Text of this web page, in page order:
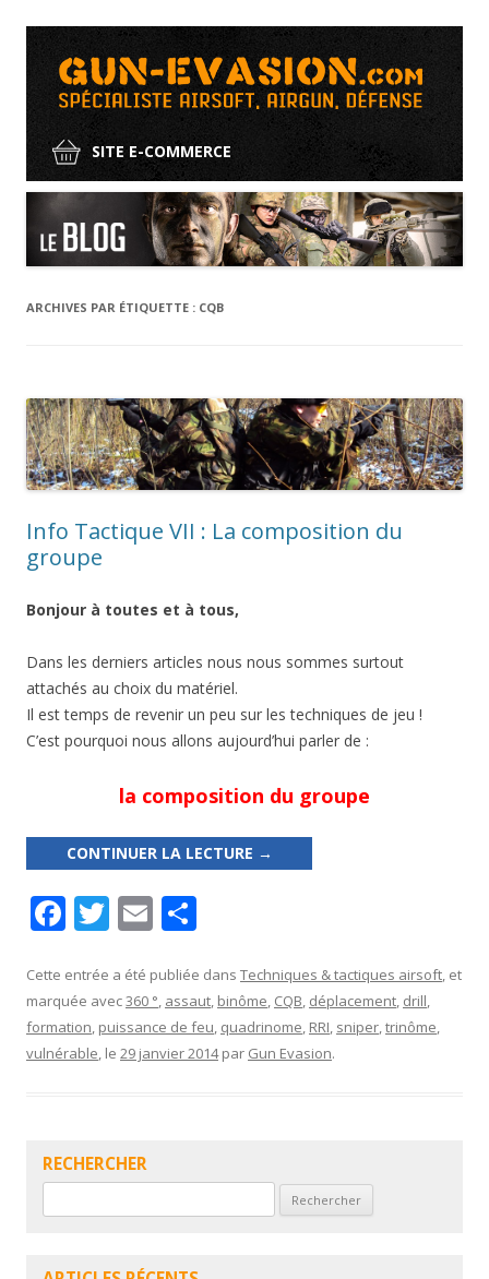
SITE E-COMMERCE
Aller
au
contenu
ARCHIVES PAR ÉTIQUETTE : CQB
Info Tactique VII : La composition du
groupe
Bonjour à toutes et à tous,
Dans les derniers articles nous nous sommes surtout
attachés au choix du matériel.
Il est temps de revenir un peu sur les techniques de jeu !
C’est pourquoi nous allons aujourd’hui parler de :
la composition du groupe
CONTINUER LA LECTURE →
F
e
b
o
T
itt
er
E
ai
l
ta
g
er
Cette entrée a été publiée dans Techniques & tactiques airsoft, et
marquée avec360 °, assaut, binôme, CQB, déplacement, drill,
formation, puissance de feu, quadrinome, RRI, sniper,trinôme,
vulnérable, le 29 janvier 2014 par Gun Evasion.
RECHERCHER